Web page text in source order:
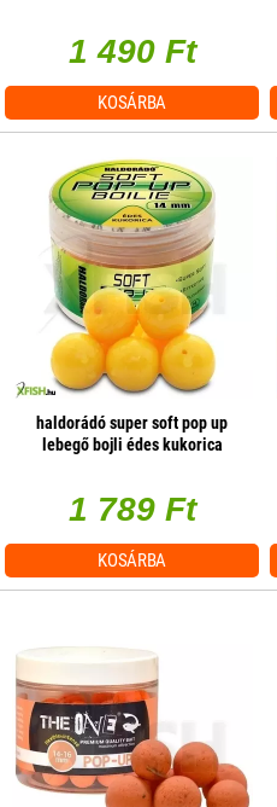
1 490 Ft
KOSÁRBA
haldorádó super soft pop up
lebegő bojli édes kukorica
1 789 Ft
KOSÁRBA